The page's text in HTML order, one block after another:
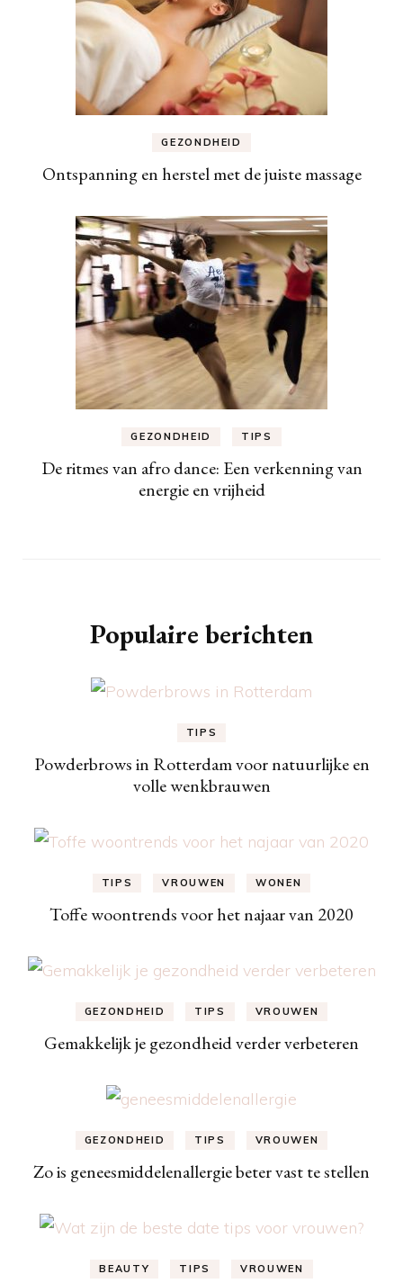
GEZONDHEID
Ontspanning en herstel met de juiste massage
GEZONDHEID TIPS
De ritmes van afro dance: Een verkenning van
energie en vrijheid
Populaire berichten
TIPS
Powderbrows in Rotterdam voor natuurlijke en
volle wenkbrauwen
TIPS VROUWEN WONEN
Toffe woontrends voor het najaar van 2020
GEZONDHEID TIPS VROUWEN
Gemakkelijk je gezondheid verder verbeteren
GEZONDHEID TIPS VROUWEN
Zo is geneesmiddelenallergie beter vast te stellen
BEAUTY TIPS VROUWEN